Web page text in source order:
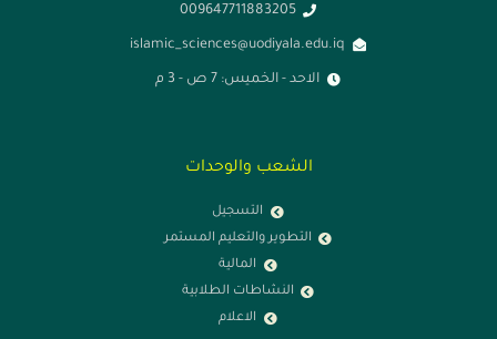
009647711883205
islamic_sciences@uodiyala.edu.iq
الاحد - الخميس: 7 ص - 3 م
الشعب والوحدات
التطوير والتعليم المستمر
النشاطات الطلابية